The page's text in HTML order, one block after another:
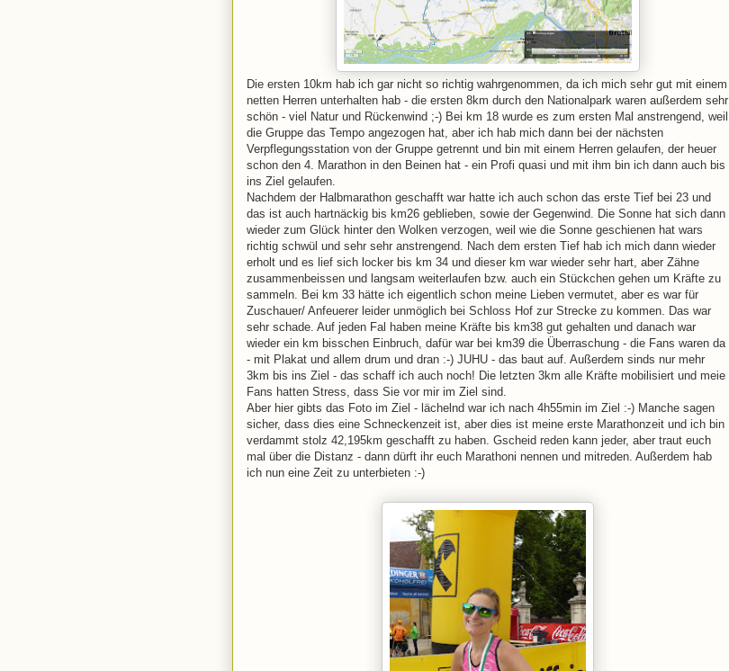
Die ersten 10km hab ich gar nicht so richtig wahrgenommen, da ich mich sehr gut mit einem
netten Herren unterhalten hab - die ersten 8km durch den Nationalpark waren außerdem sehr
schön - viel Natur und Rückenwind ;-) Bei km 18 wurde es zum ersten Mal anstrengend, weil
die Gruppe das Tempo angezogen hat, aber ich hab mich dann bei der nächsten
Verpflegungsstation von der Gruppe getrennt und bin mit einem Herren gelaufen, der heuer
schon den 4. Marathon in den Beinen hat - ein Profi quasi und mit ihm bin ich dann auch bis
ins Ziel gelaufen.
Nachdem der Halbmarathon geschafft war hatte ich auch schon das erste Tief bei 23 und
das ist auch hartnäckig bis km26 geblieben, sowie der Gegenwind. Die Sonne hat sich dann
wieder zum Glück hinter den Wolken verzogen, weil wie die Sonne geschienen hat wars
richtig schwül und sehr sehr anstrengend. Nach dem ersten Tief hab ich mich dann wieder
erholt und es lief sich locker bis km 34 und dieser km war wieder sehr hart, aber Zähne
zusammenbeissen und langsam weiterlaufen bzw. auch ein Stückchen gehen um Kräfte zu
sammeln. Bei km 33 hätte ich eigentlich schon meine Lieben vermutet, aber es war für
Zuschauer/ Anfeuerer leider unmöglich bei Schloss Hof zur Strecke zu kommen. Das war
sehr schade. Auf jeden Fal haben meine Kräfte bis km38 gut gehalten und danach war
wieder ein km bisschen Einbruch, dafür war bei km39 die Überraschung - die Fans waren da
- mit Plakat und allem drum und dran :-) JUHU - das baut auf. Außerdem sinds nur mehr
3km bis ins Ziel - das schaff ich auch noch! Die letzten 3km alle Kräfte mobilisiert und meie
Fans hatten Stress, dass Sie vor mir im Ziel sind.
Aber hier gibts das Foto im Ziel - lächelnd war ich nach 4h55min im Ziel :-) Manche sagen
sicher, dass dies eine Schneckenzeit ist, aber dies ist meine erste Marathonzeit und ich bin
verdammt stolz 42,195km geschafft zu haben. Gscheid reden kann jeder, aber traut euch
mal über die Distanz - dann dürft ihr euch Marathoni nennen und mitreden. Außerdem hab
ich nun eine Zeit zu unterbieten :-)